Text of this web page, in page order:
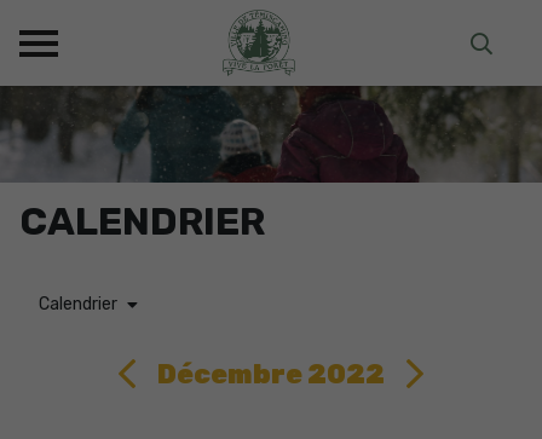
CALENDRIER
Calendrier
Décembre 2022